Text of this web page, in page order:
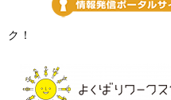
ク！